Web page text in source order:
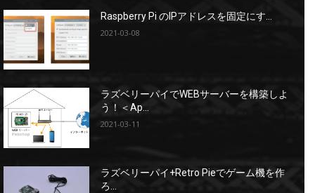
Raspberry Pi のIPアドレスを固定にす...
2021-03-08
ラズベリーパイでWEBサーバーを構築しよ
う！＜Ap...
2021-03-11
ラズベリーパイ+Retro Pieでゲーム機を作
ろ...